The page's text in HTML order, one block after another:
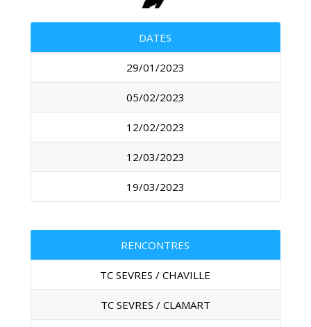
DATES
29/01/2023
05/02/2023
12/02/2023
12/03/2023
19/03/2023
RENCONTRES
TC SEVRES / CHAVILLE
TC SEVRES / CLAMART